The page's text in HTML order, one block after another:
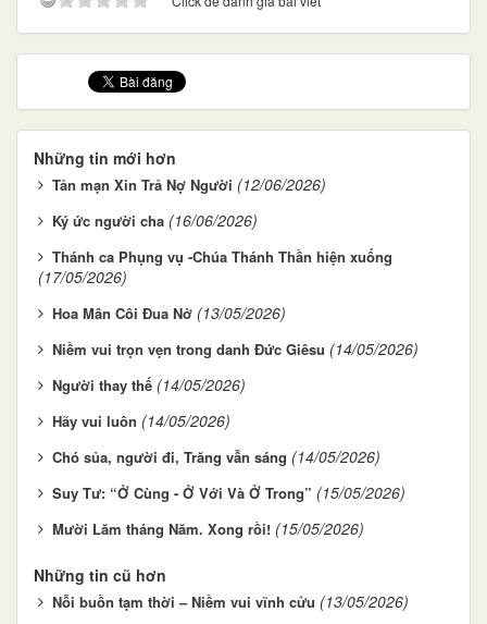
Những tin mới hơn
Tản mạn Xin Trả Nợ Người (12/06/2026)
Ký ức người cha (16/06/2026)
Thánh ca Phụng vụ -Chúa Thánh Thần hiện xuống
(17/05/2026)
Hoa Mân Côi Đua Nở (13/05/2026)
Niềm vui trọn vẹn trong danh Đức Giêsu (14/05/2026)
Người thay thế (14/05/2026)
Hãy vui luôn (14/05/2026)
Chó sủa, người đi, Trăng vẫn sáng (14/05/2026)
Suy Tư: “Ở Cùng - Ở Với Và Ở Trong” (15/05/2026)
Mười Lăm tháng Năm. Xong rồi! (15/05/2026)
Những tin cũ hơn
Nỗi buồn tạm thời – Niềm vui vĩnh cửu (13/05/2026)